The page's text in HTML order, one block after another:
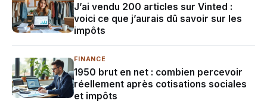
J’ai vendu 200 articles sur Vinted :
voici ce que j’aurais dû savoir sur les
impôts
FINANCE
1950 brut en net : combien percevoir
réellement après cotisations sociales
et impôts